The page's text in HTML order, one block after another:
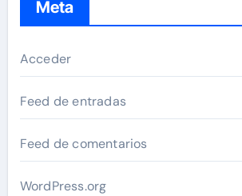
Meta
Acceder
Feed de entradas
Feed de comentarios
WordPress.org